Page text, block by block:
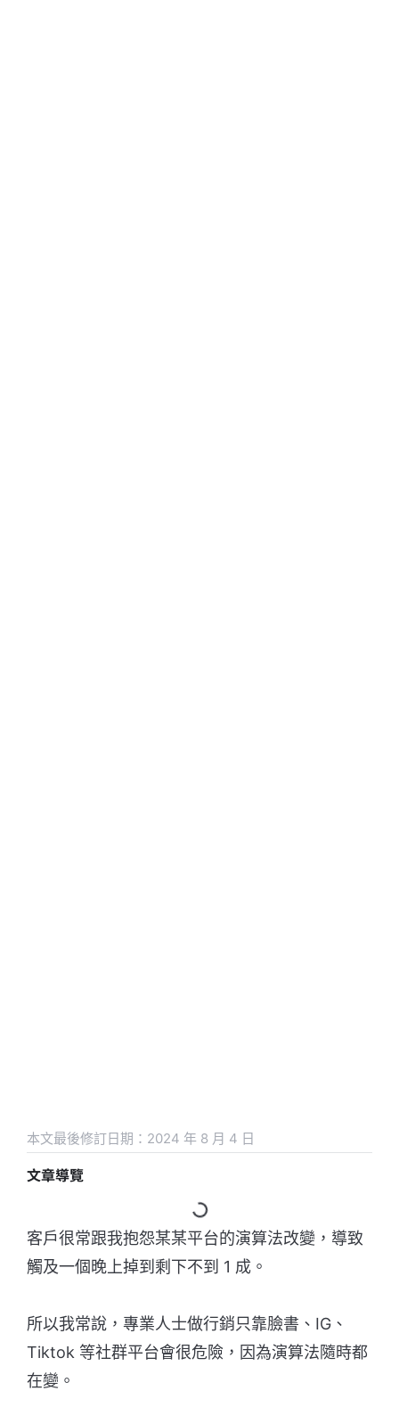
本文最後修訂日期：2024 年 8 月 4 日
文章導覽
客戶很常跟我抱怨某某平台的演算法改變，導致
觸及一個晚上掉到剩下不到 1 成。
所以我常說，專業人士做行銷只靠臉書、IG、
Tiktok 等社群平台會很危險，因為演算法隨時都
在變。